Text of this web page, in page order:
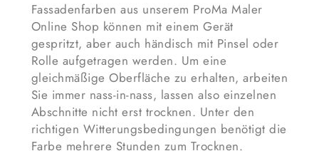
Fassadenfarben aus unserem ProMa Maler
Online Shop können mit einem Gerät
gespritzt, aber auch händisch mit Pinsel oder
Rolle aufgetragen werden. Um eine
gleichmäßige Oberfläche zu erhalten, arbeiten
Sie immer nass-in-nass, lassen also einzelnen
Abschnitte nicht erst trocknen. Unter den
richtigen Witterungsbedingungen benötigt die
Farbe mehrere Stunden zum Trocknen.